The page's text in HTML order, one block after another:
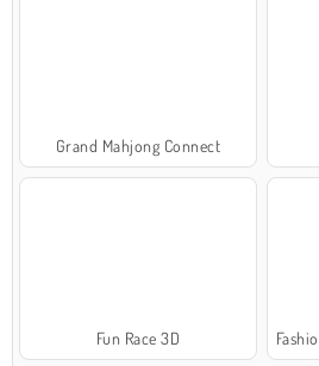
Grand Mahjong Connect
Fun Race 3D